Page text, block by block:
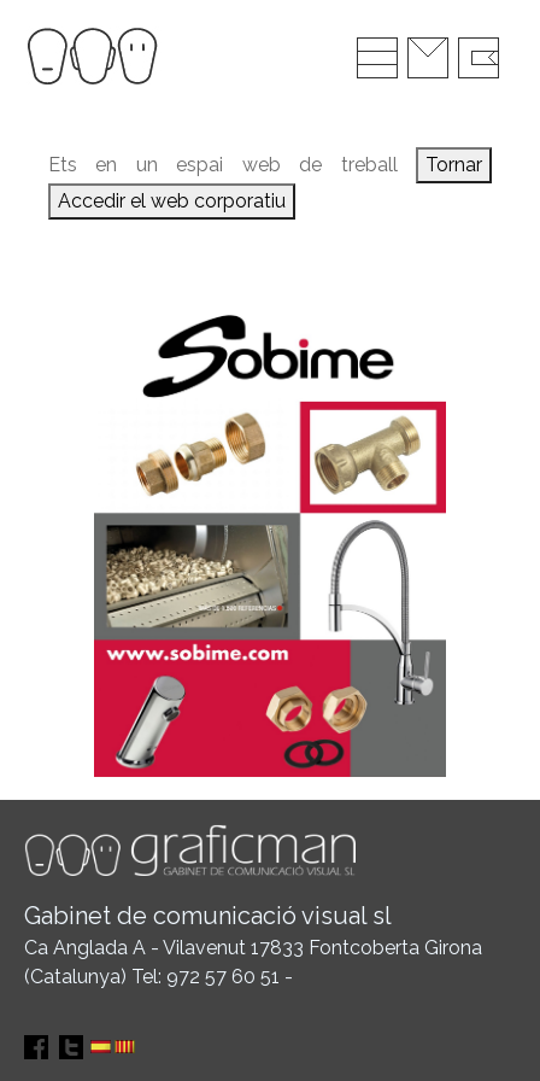
Ets en un espai web de treball
Tornar
Accedir el web corporatiu
Gabinet de comunicació visual sl
Ca Anglada A - Vilavenut 17833 Fontcoberta Girona
(Catalunya) Tel: 972 57 60 51 -